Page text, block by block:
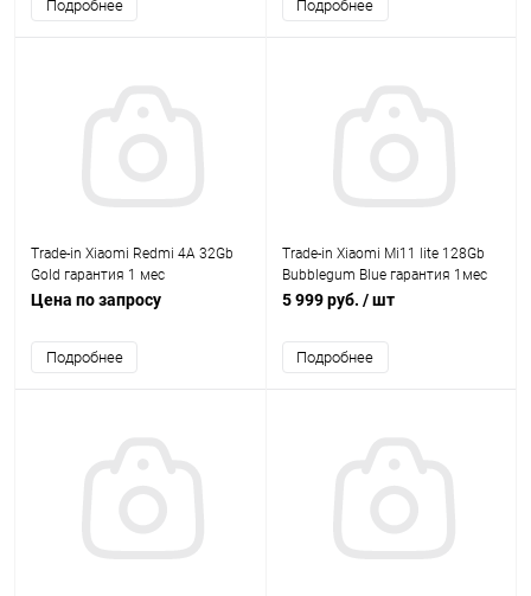
Подробнее Подробнее
Trade-in Xiaomi Redmi 4А 32Gb
Gold гарантия 1 мес
Цена по запросу
Подробнее
Trade-in Xiaomi Mi11 lite 128Gb
Bubblegum Blue гарантия 1мес
5 999 руб. / шт
Подробнее